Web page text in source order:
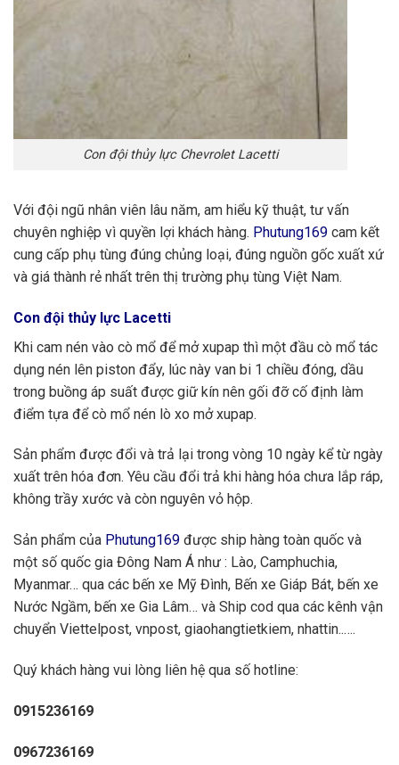
Con đội thủy lực Chevrolet Lacetti
Với đội ngũ nhân viên lâu năm, am hiểu kỹ thuật, tư vấn
chuyên nghiệp vì quyền lợi khách hàng. Phutung169 cam kết
cung cấp phụ tùng đúng chủng loại, đúng nguồn gốc xuất xứ
và giá thành rẻ nhất trên thị trường phụ tùng Việt Nam.
Con đội thủy lực Lacetti
Khi cam nén vào cò mổ để mở xupap thì một đầu cò mổ tác
dụng nén lên piston đẩy, lúc này van bi 1 chiều đóng, dầu
trong buồng áp suất được giữ kín nên gối đỡ cố định làm
điểm tựa để cò mổ nén lò xo mở xupap.
Sản phẩm được đổi và trả lại trong vòng 10 ngày kể từ ngày
xuất trên hóa đơn. Yêu cầu đổi trả khi hàng hóa chưa lắp ráp,
không trầy xước và còn nguyên vỏ hộp.
Sản phẩm của Phutung169 được ship hàng toàn quốc và
một số quốc gia Đông Nam Á như : Lào, Camphuchia,
Myanmar… qua các bến xe Mỹ Đình, Bến xe Giáp Bát, bến xe
Nước Ngầm, bến xe Gia Lâm… và Ship cod qua các kênh vận
chuyển Viettelpost, vnpost, giaohangtietkiem, nhattin..….
Quý khách hàng vui lòng liên hệ qua số hotline:
0915236169
0967236169